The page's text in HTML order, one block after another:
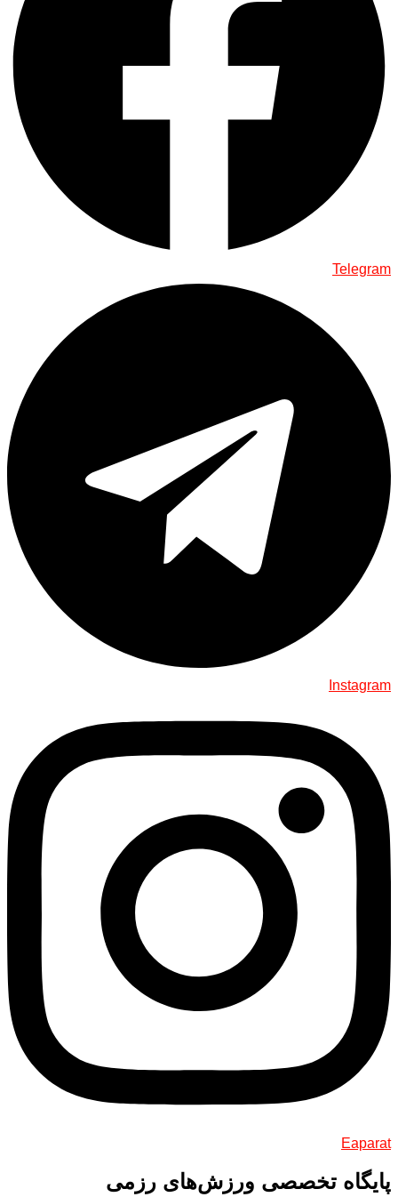
Telegram
Instagram
Eaparat
پایگاه تخصصی ورزش‌های رزمی